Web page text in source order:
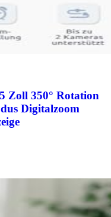
Zoll 350° Rotation
Digitalzoom